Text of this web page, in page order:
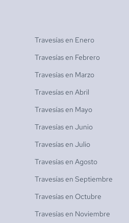
Travesías en Enero
Travesías en Febrero
Travesías en Marzo
Travesías en Abril
Travesías en Mayo
Travesías en Junio
Travesías en Julio
Travesías en Agosto
Travesías en Septiembre
Travesías en Octubre
Travesías en Noviembre